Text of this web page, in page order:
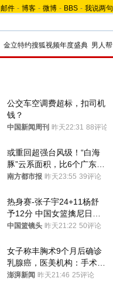
邮件 - 博客 - 微博 - BBS - 我说两句
金立特约搜狐视频年度盛典 男人帮
公交车空调费超标，扣司机
钱？
中国新闻周刊 昨天22:31 88评论
或重回超强台风级！“白海
豚”云系面积，比6个广东还
大！深圳官方：注意这件事
南方都市报 昨天23:55 39评论
热身赛-张子宇24+11杨舒
予12分 中国女篮擒尼日利
亚
中国篮镜头 昨天21:22 50评论
女子称丰胸术9个月后确诊
乳腺癌，医美机构：手术不
可能引发癌症，建议走司法
澎湃新闻 昨天21:46 25评论